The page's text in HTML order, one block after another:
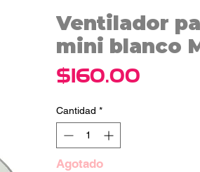
Ventilador
mini blanco
$160.00
Cantidad *
Agotado